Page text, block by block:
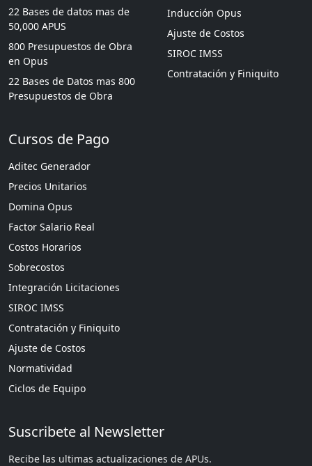
22 Bases de datos mas de
50,000 APUS
800 Presupuestos de Obra
en Opus
22 Bases de Datos mas 800
Presupuestos de Obra
Inducción Opus
Ajuste de Costos
SIROC IMSS
Contratación y Finiquito
Cursos de Pago
Aditec Generador
Precios Unitarios
Domina Opus
Factor Salario Real
Costos Horarios
Sobrecostos
Integración Licitaciones
SIROC IMSS
Contratación y Finiquito
Ajuste de Costos
Normatividad
Ciclos de Equipo
Suscribete al Newsletter
Recibe las ultimas actualizaciones de APUs.